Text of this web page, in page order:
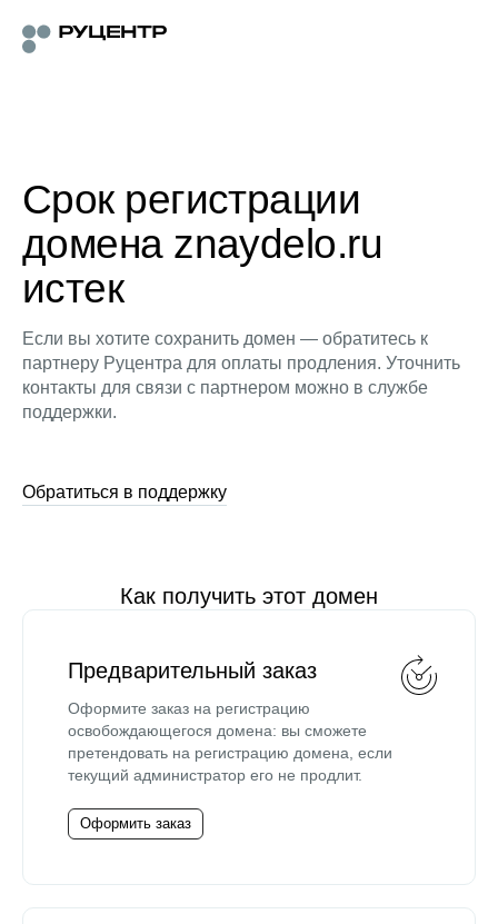
Срок регистрации
домена znaydelo.ru
истек
Если вы хотите сохранить домен — обратитесь к
партнеру Руцентра для оплаты продления. Уточнить
контакты для связи с партнером можно в службе
поддержки.
Обратиться в поддержку
Как получить этот домен
Предварительный заказ
Оформите заказ на регистрацию
освобождающегося домена: вы сможете
претендовать на регистрацию домена, если
текущий администратор его не продлит.
Оформить заказ